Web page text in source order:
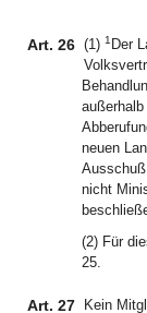
Art. 26 (1) 1 Der
neuen
nicht
(2) Für
25.
Art. 27 Kein